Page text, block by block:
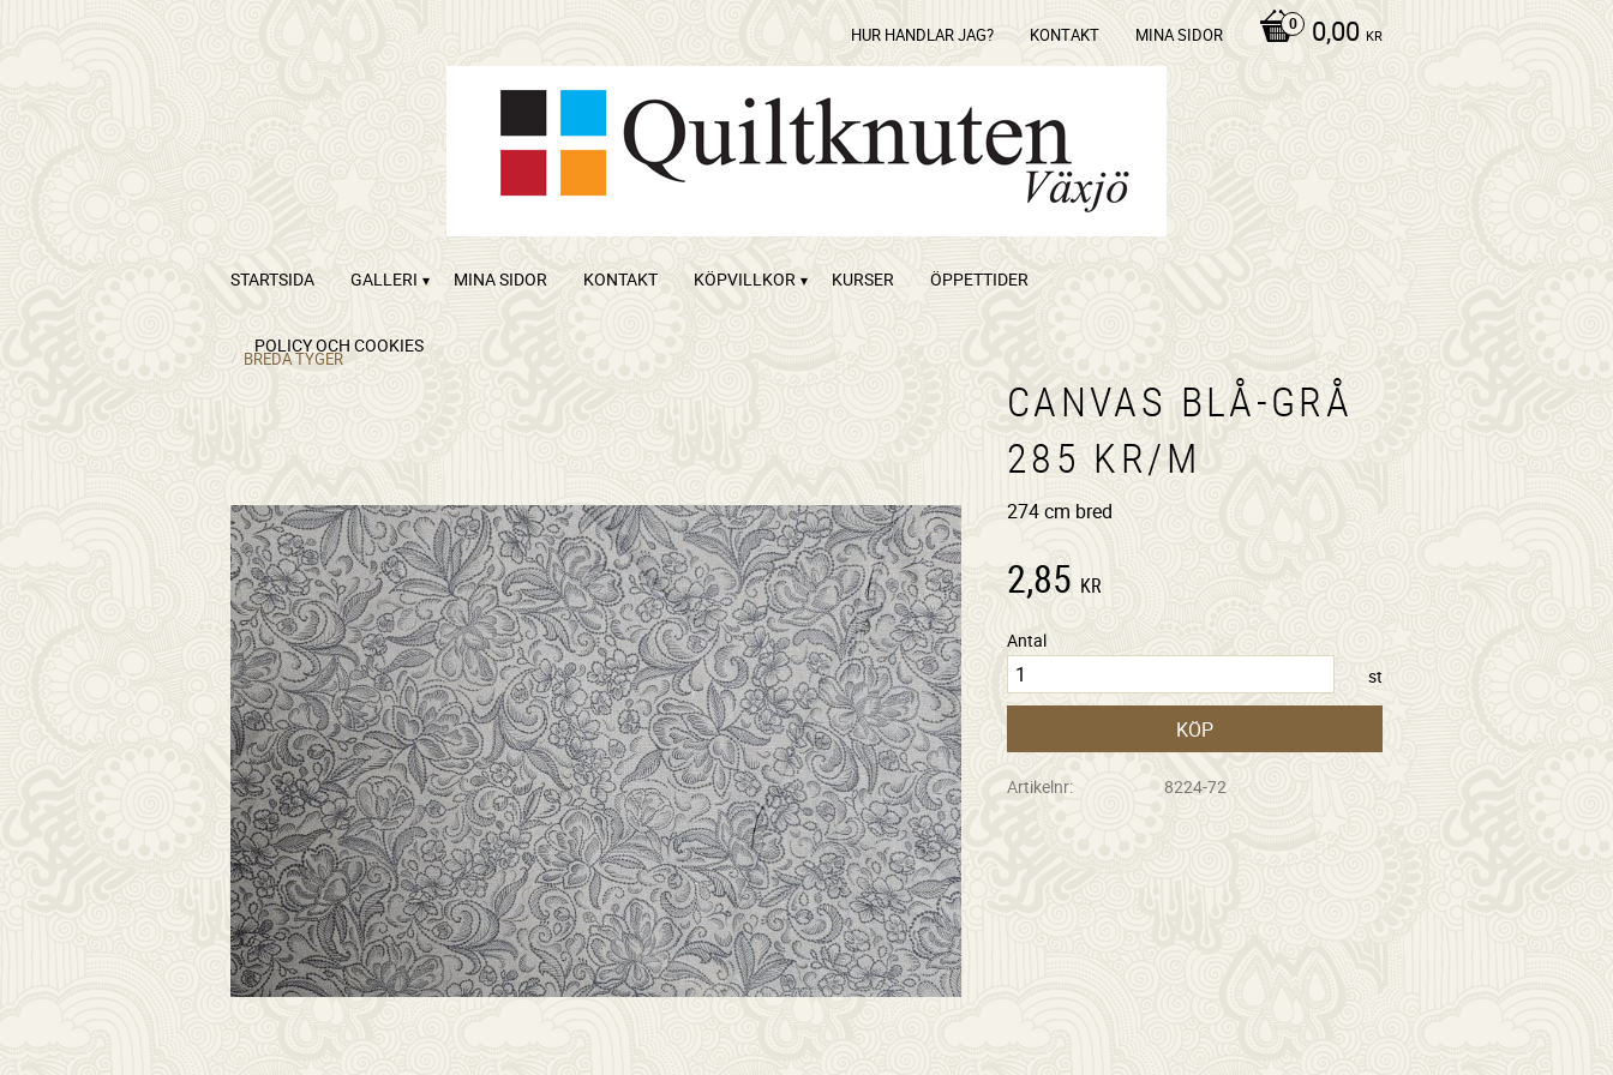
0,00 KR
HUR HANDLAR JAG? KONTAKT MINA SIDOR
STARTSIDA GALLERI MINA SIDOR KONTAKT KÖPVILLKOR KURSER ÖPPETTIDER
POLICY OCH COOKIES
BREDA TYGER
CANVAS BLÅ-GRÅ
285 KR/M
274 cm bred
2,85 KR
Antal
st
KÖP
Artikelnr 8224-72